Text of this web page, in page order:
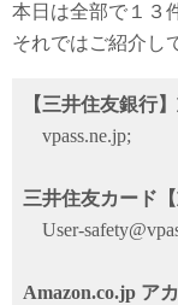
本日は全部で１３
それではご紹介し
【三井住友銀行
vpass.ne.jp;
三井住友カード【
User-
Amazon.co.jp ア